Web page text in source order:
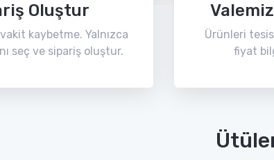
Oluştur
kaybetme. Yalnızca
seç ve sipariş oluştur.
Ürünleri
fiyat